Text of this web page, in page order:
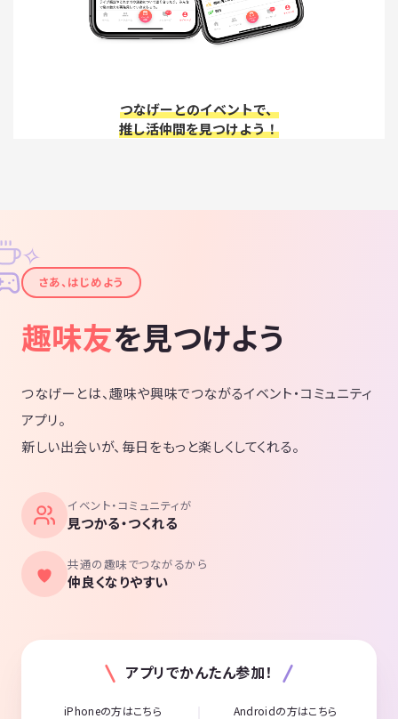
つなげーとのイベントで、
推し活仲間を見つけよう！
✦
✧
さあ、はじめよう
趣味友を見つけよう
つなげーとは、趣味や興味でつながるイベント・コミュニティ
アプリ。
新しい出会いが、毎日をもっと楽しくしてくれる。
イベント・コミュニティが
見つかる・つくれる
共通の趣味でつながるから
仲良くなりやすい
アプリでかんたん参加！
iPhoneの方はこちら Androidの方はこちら